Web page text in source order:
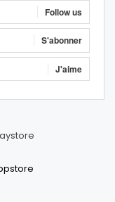
Follow us
S'abonner
J'aime